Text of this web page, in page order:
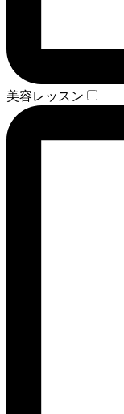
美容レッスン